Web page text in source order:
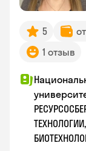
5
1 отзыв